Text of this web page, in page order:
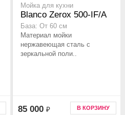
Мойка для кухни
Blanco Zerox 500-IF/A
База: От 60 см
Материал мойки
нержавеющая сталь с
зеркальной поли..
85 000 ₽ В КОРЗИНУ